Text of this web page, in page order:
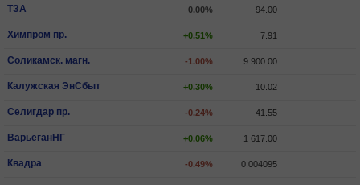
ТЗА 0.00% 94.00
Химпром пр. +0.51% 7.91
Соликамск. магн. -1.00% 9 900.00
Калужская ЭнСбыт +0.30% 10.02
Селигдар пр. -0.24% 41.55
ВарьеганHГ +0.06% 1 617.00
Квадра -0.49% 0.004095